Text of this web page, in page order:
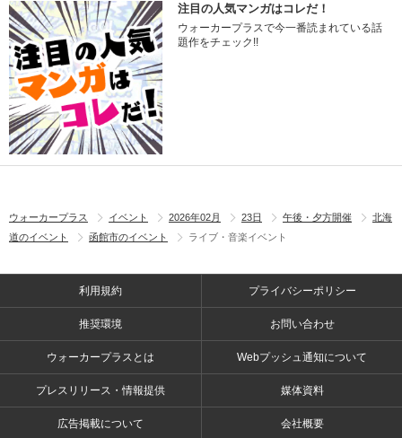
注目の人気マンガはコレだ！
ウォーカープラスで今一番読まれている話
題作をチェック!!
ウォーカープラス イベント 2026年02月 23日 午後・夕方開催
北海
道のイベント
函館市のイベント ライブ・音楽イベント
利用規約 プライバシーポリシー
推奨環境 お問い合わせ
ウォーカープラスとは Webプッシュ通知について
プレスリリース・情報提供 媒体資料
広告掲載について 会社概要